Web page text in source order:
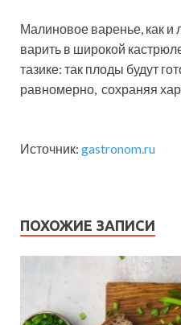
Малиновое варенье, как и
варить в широкой
тазике: так плоды будут
равномерно, сохраняя
Источник: gastronom.ru
ПОХОЖИЕ ЗАПИСИ